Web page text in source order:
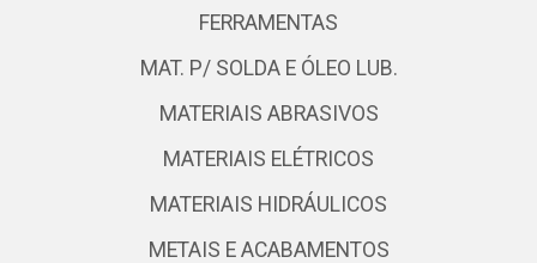
FERRAMENTAS
MAT. P/ SOLDA E ÓLEO LUB.
MATERIAIS ABRASIVOS
MATERIAIS ELÉTRICOS
MATERIAIS HIDRÁULICOS
METAIS E ACABAMENTOS